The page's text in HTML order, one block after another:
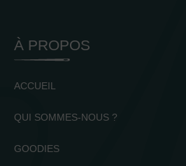
À PROPOS
ACCUEIL
QUI SOMMES-NOUS ?
GOODIES